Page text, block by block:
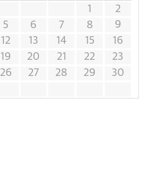
1
2
5 6 7 8
9
12 13 14 15
16
19 20 21 22
23
26 27 28 29
30